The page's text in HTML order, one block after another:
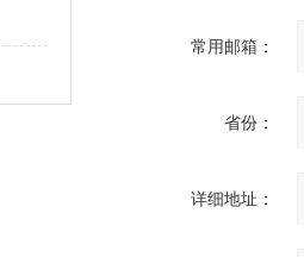
常用邮箱：
省份：
详细地址：